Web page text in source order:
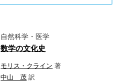
自然科学・医学
数学の文化史
モリス・クライン 著
中山 茂 訳